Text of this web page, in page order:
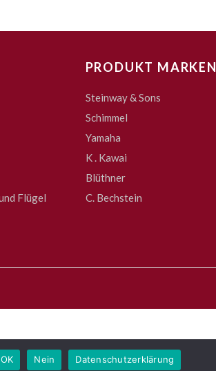
Flügel
PRODUKT MARKEN
Steinway & Sons
Schimmel
Yamaha
K . Kawai
Blüthner
C. Bechstein
OK Nein Datenschutzerklärung